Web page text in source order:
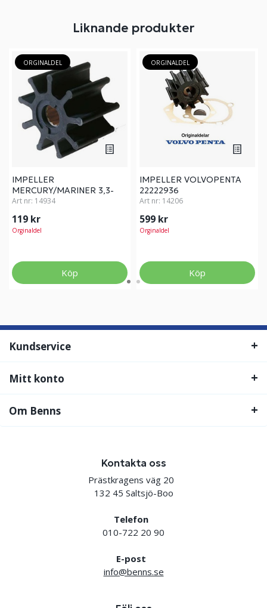
Liknande produkter
ORGINALDEL
IMPELLER
MERCURY/MARINER 3,3-
6HK
Art nr: 14934
119 kr
Orginaldel
Köp
ORGINALDEL
IMPELLER VOLVOPENTA
22222936
Art nr: 14206
599 kr
Orginaldel
Köp
Kundservice
Mitt konto
Om Benns
Kontakta oss
Prästkragens väg 20
132 45 Saltsjö-Boo
Telefon
010-722 20 90
E-post
info@benns.se